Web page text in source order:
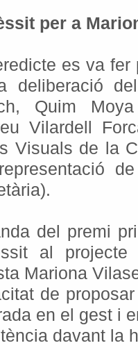
per a
es va fer
deliberació
Quim
Vilardell
Visuals de la
del premi
al projecte
Mariona
de
en el gest i
davant la